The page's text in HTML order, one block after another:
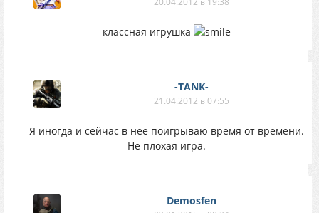
классная игрушка
-TANK-
21.04.2012 в 07:55
Я иногда и сейчас в неё поигрываю время от времени.
Не плохая игра.
Demosfen